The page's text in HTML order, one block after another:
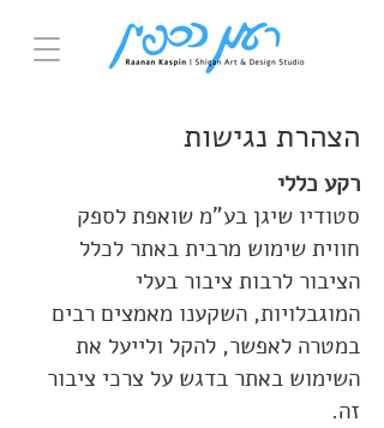
הצהרת נגישות
רקע כללי
סטודיו שיגן בע"מ שואפת לספק
חווית שימוש מרבית באתר לכלל
הציבור לרבות ציבור בעלי
המוגבלויות, השקענו מאמצים רבים
במטרה לאפשר, להקל ולייעל את
השימוש באתר בדגש על צרכי ציבור
זה.